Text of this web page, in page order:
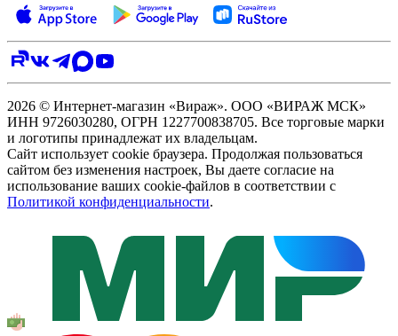
2026 © Интернет-магазин «Вираж». ООО «ВИРАЖ МСК»
ИНН 9726030280, ОГРН 1227700838705. Все торговые марки
и логотипы принадлежат их владельцам.
Сайт использует cookie браузера. Продолжая пользоваться
сайтом без изменения настроек, Вы даете согласие на
использование ваших cookie-файлов в соответствии с
Политикой конфиденциальности.